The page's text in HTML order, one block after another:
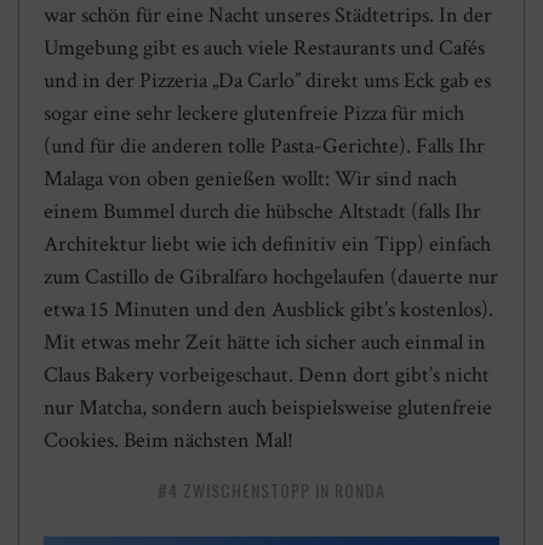
war schön für eine Nacht unseres Städtetrips. In der
Umgebung gibt es auch viele Restaurants und Cafés
und in der Pizzeria „Da Carlo” direkt ums Eck gab es
sogar eine sehr leckere glutenfreie Pizza für mich
(und für die anderen tolle Pasta-Gerichte). Falls Ihr
Malaga von oben genießen wollt: Wir sind nach
einem Bummel durch die hübsche Altstadt (falls Ihr
Architektur liebt wie ich definitiv ein Tipp) einfach
zum Castillo de Gibralfaro hochgelaufen (dauerte nur
etwa 15 Minuten und den Ausblick gibt’s kostenlos).
Mit etwas mehr Zeit hätte ich sicher auch einmal in
Claus Bakery vorbeigeschaut. Denn dort gibt’s nicht
nur Matcha, sondern auch beispielsweise glutenfreie
Cookies. Beim nächsten Mal!
#4 ZWISCHENSTOPP IN RONDA